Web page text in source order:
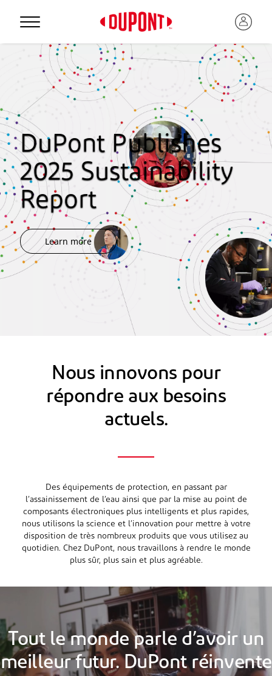
DuPont Publishes
2025 Sustainability
Report
Learn more
Nous innovons pour
répondre aux besoins
actuels.
Des équipements de protection, en passant par
l’assainissement de l’eau ainsi que par la mise au point de
composants électroniques plus intelligents et plus rapides,
nous utilisons la science et l’innovation pour mettre à votre
disposition de très nombreux produits que vous utilisez au
quotidien. Chez DuPont, nous travaillons à rendre le monde
plus sûr, plus sain et plus agréable.
Tout le monde parle d’avoir un
meilleur futur. DuPont réinvente